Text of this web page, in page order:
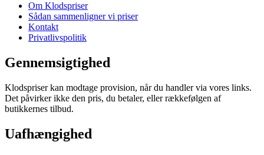
Om Klodspriser
Sådan sammenligner vi priser
Kontakt
Privatlivspolitik
Gennemsigtighed
Klodspriser kan modtage provision, når du handler via vores links.
Det påvirker ikke den pris, du betaler, eller rækkefølgen af
butikkernes tilbud.
Uafhængighed